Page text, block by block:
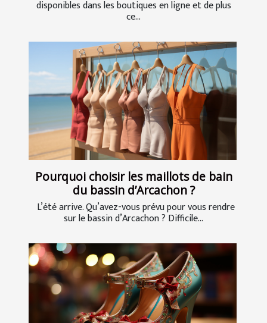
disponibles dans les boutiques en ligne et de plus
ce...
Pourquoi choisir les maillots de bain
du bassin d’Arcachon ?
L’été arrive. Qu’avez-vous prévu pour vous rendre
sur le bassin d’Arcachon ? Difficile...